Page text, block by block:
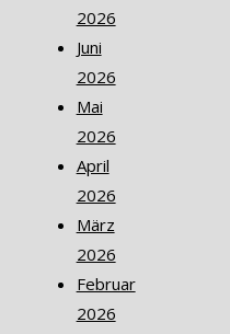
2026
Juni
2026
Mai
2026
April
2026
März
2026
Februar
2026